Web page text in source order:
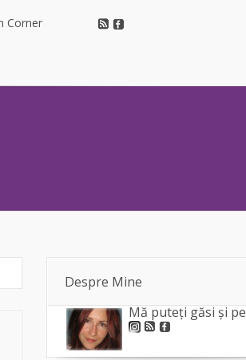
Corner
Despre Mine
Mă puteți găsi și pe